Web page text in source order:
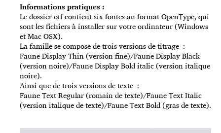
Informations pratiques :
Le dossier otf contient six fontes au format OpenType, qui
sont les fichiers à installer sur votre ordinateur (Windows
et Mac OSX).
La famille se compose de trois versions de titrage :
Faune Display Thin (version fine)/Faune Display Black
(version noire)/Faune Display Bold italic (version italique
noire).
Ainsi que de trois versions de texte :
Faune Text Regular (romain de texte)/Faune Text Italic
(version italique de texte)/Faune Text Bold (gras de texte).